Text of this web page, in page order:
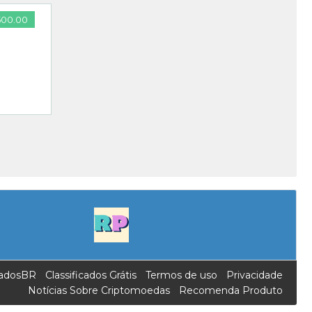
Classificados Grátis Termos de uso
Privacidade
Notícias Sobre Criptomoedas
Recomenda Produto